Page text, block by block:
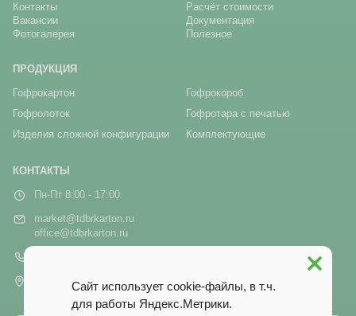
Контакты
Вакансии
Фотогалерея
Расчёт стоимости
Документация
Полезное
ПРОДУКЦИЯ
Гофрокартон
Гофрокороб
Гофролоток
Гофротара с печатью
Изделия сложной конфигурации
Комплектующие
КОНТАКТЫ
Пн-Пт 8:00 - 17:00
market@tdbrkarton.ru
office@tdbrkarton.ru
г. Брянск, рп Белые Берега,
ул. Белобережская, 1А
Сайт использует cookie-файлы, в т.ч.
для работы Яндекс.Метрики.